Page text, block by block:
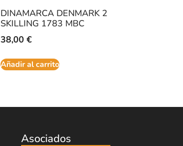
DINAMARCA DENMARK 2
SKILLING 1783 MBC
38,00 €
Añadir al carrito
Asociados